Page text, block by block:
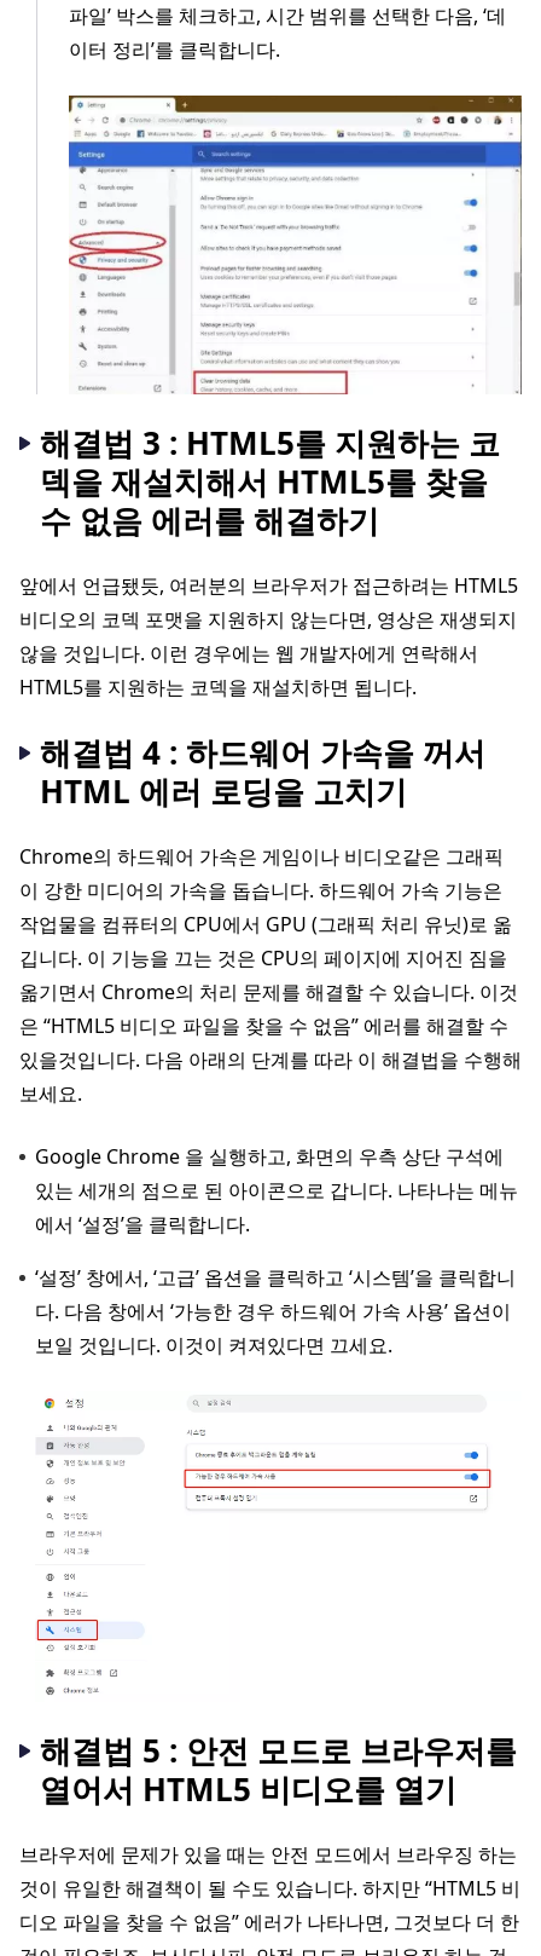
파일’ 박스를 체크하고, 시간 범위를 선택한 다음, ‘데
이터 정리’를 클릭합니다.
해결법 3 : HTML5를 지원하는 코
덱을 재설치해서 HTML5를 찾을
수 없음 에러를 해결하기
앞에서 언급됐듯, 여러분의 브라우저가 접근하려는 HTML5
비디오의 코덱 포맷을 지원하지 않는다면, 영상은 재생되지
않을 것입니다. 이런 경우에는 웹 개발자에게 연락해서
HTML5를 지원하는 코덱을 재설치하면 됩니다.
해결법 4 : 하드웨어 가속을 꺼서
HTML 에러 로딩을 고치기
Chrome의 하드웨어 가속은 게임이나 비디오같은 그래픽
이 강한 미디어의 가속을 돕습니다. 하드웨어 가속 기능은
작업물을 컴퓨터의 CPU에서 GPU (그래픽 처리 유닛)로 옮
깁니다. 이 기능을 끄는 것은 CPU의 페이지에 지어진 짐을
옮기면서 Chrome의 처리 문제를 해결할 수 있습니다. 이것
은 “HTML5 비디오 파일을 찾을 수 없음” 에러를 해결할 수
있을것입니다. 다음 아래의 단계를 따라 이 해결법을 수행해
보세요.
Google Chrome 을 실행하고, 화면의 우측 상단 구석에
있는 세개의 점으로 된 아이콘으로 갑니다. 나타나는 메뉴
에서 ‘설정’을 클릭합니다.
‘설정’ 창에서, ‘고급’ 옵션을 클릭하고 ‘시스템’을 클릭합니
다. 다음 창에서 ‘가능한 경우 하드웨어 가속 사용’ 옵션이
보일 것입니다. 이것이 켜져있다면 끄세요.
해결법 5 : 안전 모드로 브라우저를
열어서 HTML5 비디오를 열기
브라우저에 문제가 있을 때는 안전 모드에서 브라우징 하는
것이 유일한 해결책이 될 수도 있습니다. 하지만 “HTML5 비
디오 파일을 찾을 수 없음” 에러가 나타나면, 그것보다 더 한